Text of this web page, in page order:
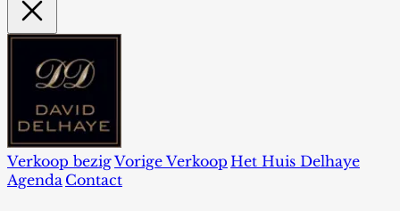
Verkoop bezigVorige Verkoop Het Huis Delhaye
Agenda Contact